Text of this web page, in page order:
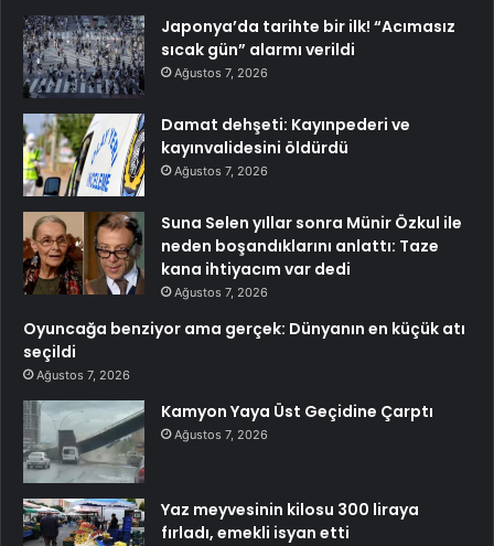
Japonya’da tarihte bir ilk! “Acımasız
sıcak gün” alarmı verildi
Ağustos 7, 2026
Damat dehşeti: Kayınpederi ve
kayınvalidesini öldürdü
Ağustos 7, 2026
Suna Selen yıllar sonra Münir Özkul ile
neden boşandıklarını anlattı: Taze
kana ihtiyacım var dedi
Ağustos 7, 2026
Oyuncağa benziyor ama gerçek: Dünyanın en küçük atı
seçildi
Ağustos 7, 2026
Kamyon Yaya Üst Geçidine Çarptı
Ağustos 7, 2026
Yaz meyvesinin kilosu 300 liraya
fırladı, emekli isyan etti